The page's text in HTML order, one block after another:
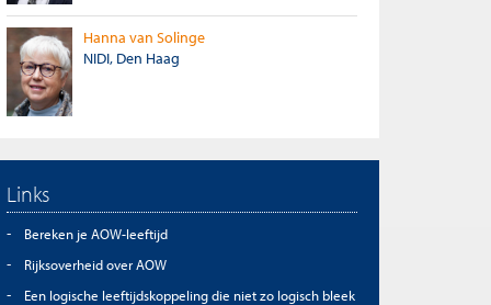
Hanna van Solinge
NIDI, Den Haag
Links
Bereken je AOW-leeftijd
Rijksoverheid over AOW
Een logische leeftijdskoppeling die niet zo logisch bleek